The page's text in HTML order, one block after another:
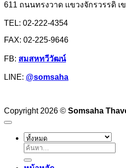
ฮ่องกง
611 ถนนทรงวาด แขวงจักรวรรดิ เ
TEL: 02-222-4354
FAX: 02-225-9646
FB: สมสหทวีวัฒน์
LINE: @somsaha
Copyright 2026 © Somsaha
ค้นหา: